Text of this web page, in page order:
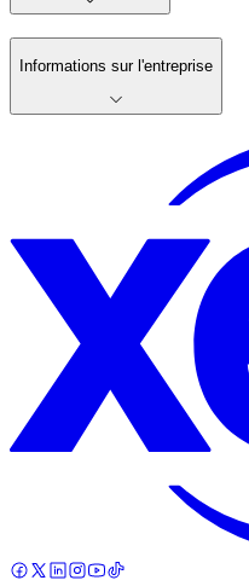
Informations sur l'entreprise